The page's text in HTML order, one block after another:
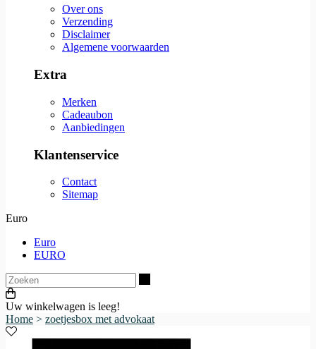
Over ons
Verzending
Disclaimer
Algemene voorwaarden
Extra
Merken
Cadeaubon
Aanbiedingen
Klantenservice
Contact
Sitemap
Euro
Euro
EURO
Uw winkelwagen is leeg!
Home > zoetjesbox met advokaat